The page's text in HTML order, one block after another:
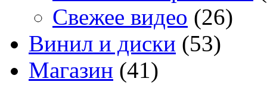
Свежее видео (26)
Винил и диски (53)
Магазин (41)